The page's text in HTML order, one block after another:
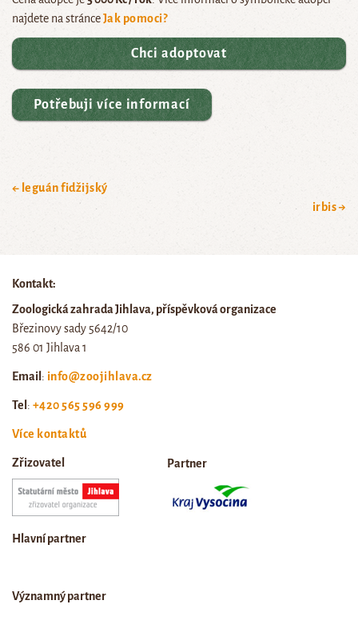
najdete na stránceJak pomoci?
Chci adoptovat
Potřebuji více informací
← leguán fidžijský
irbis →
Kontakt:
Zoologická zahrada Jihlava, příspěvková organizace
Březinovy sady 5642/10
586 01 Jihlava 1
Email : info@zoojihlava.cz
Tel : +420 565 596 999
Více kontaktů
Zřizovatel Partner
Hlavní partner
Významný partner